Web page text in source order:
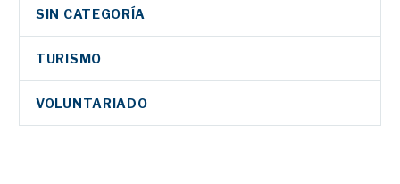
SIN CATEGORÍA
TURISMO
VOLUNTARIADO